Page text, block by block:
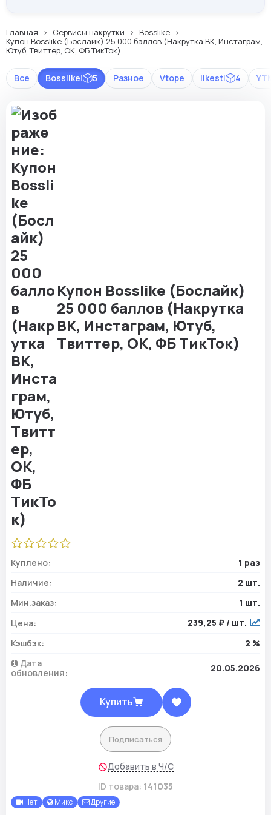
Главная Сервисы накрутки
Bosslike
Купон Bosslike (Бослайк) 25 000 баллов (Накрутка ВК, Инстаграм,
Ютуб, Твиттер, ОК, ФБ ТикТок)
Все Bosslike| 5 Разное Vtope likest| 4
Купон Bosslike (Бослайк)
25 000 баллов (Накрутка
ВК, Инстаграм, Ютуб,
Твиттер, ОК, ФБ ТикТок)
Куплено:
1 раз
Наличие:
2 шт.
Мин.заказ:
1 шт.
Цена:
239,25 ₽ / шт.
Кэшбэк:
2 %
Дата
обновления:
20.05.2026
Купить
Подписаться
Добавить в Ч/С
ID товара: 141035
Нет Микс Другие